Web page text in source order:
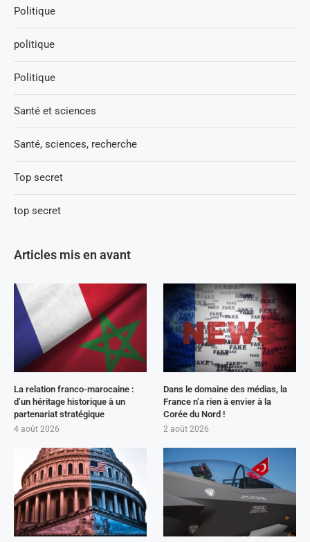
Politique
politique
Politique
Santé et sciences
Santé, sciences, recherche
Top secret
top secret
Articles mis en avant
La relation franco-marocaine :
d’un héritage historique à un
partenariat stratégique
4 août 2026
Dans le domaine des médias, la
France n’a rien à envier à la
Corée du Nord !
2 août 2026